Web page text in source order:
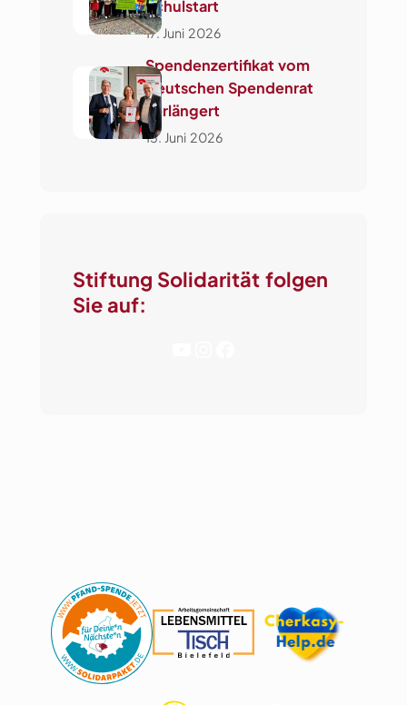
Schulstart
17. Juni 2026
Spendenzertifikat vom
Deutschen Spendenrat
verlängert
15. Juni 2026
Stiftung Solidarität folgen
Sie auf: